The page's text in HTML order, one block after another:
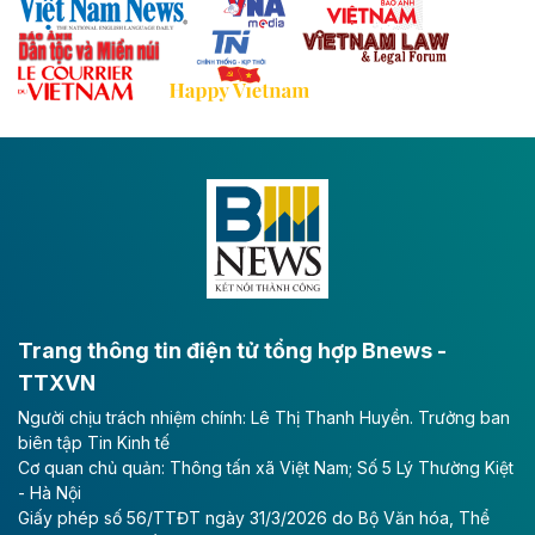
Theo baodautu.vn
Đề xuất đầu tư 11.500 tỷ đồng xây dựng cao
tốc CT.11 qua Ninh Bình
Đông A dài khoảng 25,1 km được kỳ vọng sẽ tạo động
lực phát triển kinh tế - xã hội khu vực phía Nam đồng
Long Thành
Tổng công ty Cảng hàng không Việt Nam - CTCP
(ACV) vừa lập kỷ lục mới về lợi nhuận trong quý
II/2026.
Theo baodautu.vn
Trang thông tin điện tử tổng hợp Bnews -
TTXVN
Người chịu trách nhiệm chính: Lê Thị Thanh Huyền. Trưởng ban
biên tập Tin Kinh tế
Cơ quan chủ quản: Thông tấn xã Việt Nam; Số 5 Lý Thường Kiệt
- Hà Nội
Giấy phép số 56/TTĐT ngày 31/3/2026 do Bộ Văn hóa, Thể